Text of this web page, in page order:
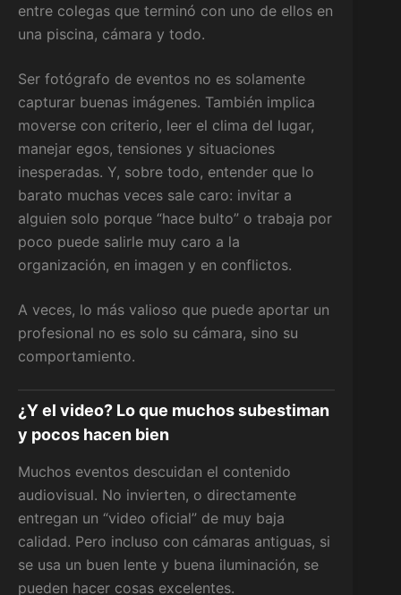
entre colegas que terminó con uno de ellos en
una piscina, cámara y todo.
Ser fotógrafo de eventos no es solamente
capturar buenas imágenes. También implica
moverse con criterio, leer el clima del lugar,
manejar egos, tensiones y situaciones
inesperadas. Y, sobre todo, entender que lo
barato muchas veces sale caro: invitar a
alguien solo porque “hace bulto” o trabaja por
poco puede salirle muy caro a la
organización, en imagen y en conflictos.
A veces, lo más valioso que puede aportar un
profesional no es solo su cámara, sino su
comportamiento.
¿Y el video? Lo que muchos subestiman
y pocos hacen bien
Muchos eventos descuidan el contenido
audiovisual. No invierten, o directamente
entregan un “video oficial” de muy baja
calidad. Pero incluso con cámaras antiguas, si
se usa un buen lente y buena iluminación, se
pueden hacer cosas excelentes.